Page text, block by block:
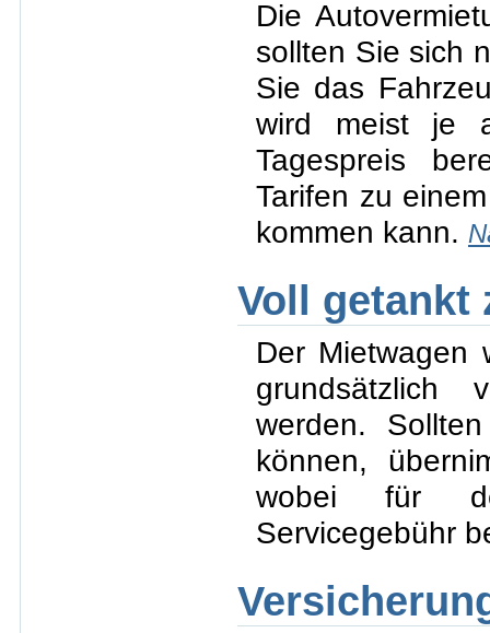
Die
sollten Sie sich
Sie das
wird meist je
Tagespreis
Tarifen zu
kommen kann.
Voll getankt
Der Mietwagen
grundsätzlich
werden.
können,
wobei für
Servicegebühr